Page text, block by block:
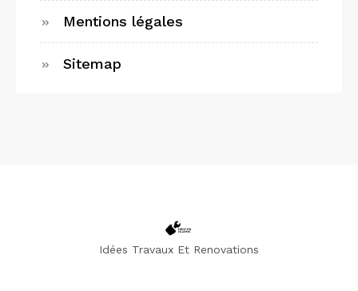
Mentions légales
Sitemap
Idées Travaux Et Renovations